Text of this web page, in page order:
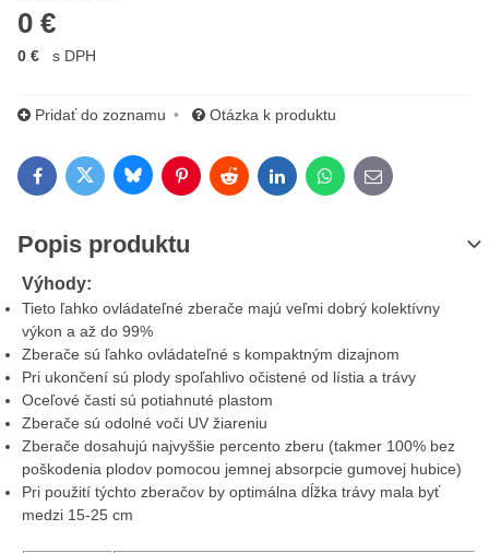
0 €
0 € s DPH
Pridať do zoznamu Otázka k produktu
FacebookTwitterBlueskyPinterestRedditLinkedInWhatsApp
E-mail
Popis produktu
Výhody:
Tieto ľahko ovládateľné zberače majú veľmi dobrý kolektívny
výkon a až do 99%
Zberače sú ľahko ovládateľné s kompaktným dizajnom
Pri ukončení sú plody spoľahlivo očistené od lístia a trávy
Oceľové časti sú potiahnuté plastom
Zberače sú odolné voči UV žiareniu
Zberače dosahujú najvyššie percento zberu (takmer 100% bez
poškodenia plodov pomocou jemnej absorpcie gumovej hubice)
Pri použití týchto zberačov by optimálna dĺžka trávy mala byť
medzi 15-25 cm